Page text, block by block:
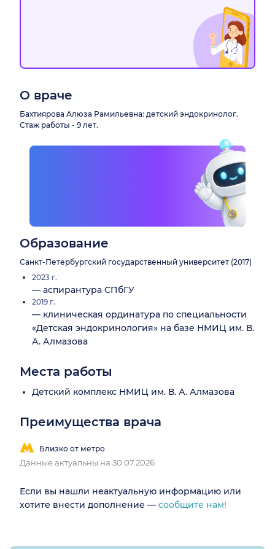
О враче
Бахтиярова Алюза Рамильевна: детский эндокринолог.
Стаж работы - 9 лет.
Образование
Санкт-Петербургский государственный университет (2017)
2023 г.
— аспирантура СПбГУ
2019 г.
— клиническая ординатура по специальности
«Детская эндокринология» на базе НМИЦ им. В.
А. Алмазова
Места работы
Детский комплекс НМИЦ им. В. А. Алмазова
Преимущества врача
Близко от метро
Данные актуальны на 30.07.2026
Если вы нашли неактуальную информацию или
хотите внести дополнение — сообщите нам!